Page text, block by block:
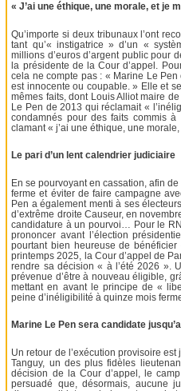
« J’ai une éthique, une morale, et je
Qu’importe si deux tribunaux l’ont
tant qu’« instigatrice » d’un «
millions d’euros d’argent public pour
la présidente de la Cour d’appel.
cela ne compte pas : « Marine Le
est innocente ou coupable. » Elle et
mêmes faits, dont Louis Alliot maire
Le Pen de 2013 qui réclamait «
condamnés pour des faits commis
clamant « j’ai une éthique, une morale,
Le pari d’un lent calendrier judiciaire
En se pourvoyant en cassation, afin
ferme et éviter de faire campagne
Pen a également menti à ses
d’extrême droite Causeur, en
candidature à un pourvoi… Pour le
prononcer avant l’élection
pourtant bien heureuse de bénéficier
printemps 2025, la Cour d’appel de
rendre sa décision « à l’été 2026 ».
prévenue d’être à nouveau éligible,
mettant en avant le principe de «
peine d’inéligibilité à quinze mois
Marine Le Pen sera candidate
Un retour de l’exécution provisoire
Tanguy, un des plus fidèles
décision de la Cour d’appel, le
persuadé que, désormais, aucune